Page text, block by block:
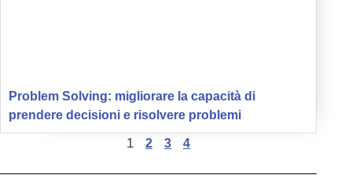
Problem Solving: migliorare la capacità di
prendere decisioni e risolvere problemi
1 2 3 4